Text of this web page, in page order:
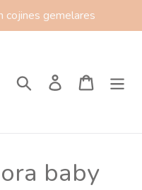
cojines gemelares
Suchen Einloggen
baby